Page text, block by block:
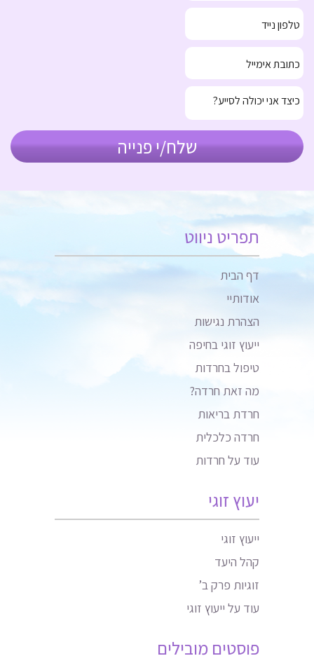
תפריט ניווט
דף הבית
אודותיי
הצהרת נגישות
ייעוץ זוגי בחיפה
טיפול בחרדות
מה זאת חרדה?
חרדת בריאות
חרדה כלכלית
עוד על חרדות
יעוץ זוגי
ייעוץ זוגי
קהל היעד
זוגיות פרק ב’
עוד על ייעוץ זוגי
פוסטים מובילים